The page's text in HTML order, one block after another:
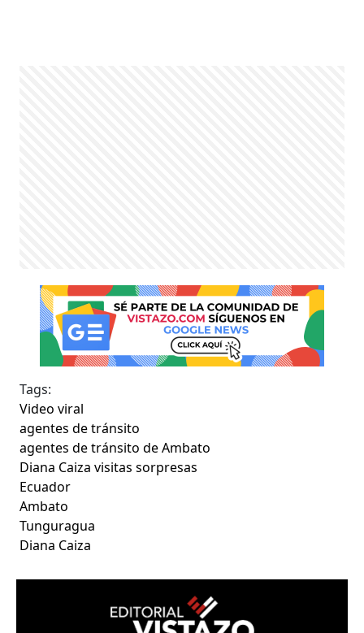
Tags:
Video viral
agentes de tránsito
agentes de tránsito de Ambato
Diana Caiza visitas sorpresas
Ecuador
Ambato
Tunguragua
Diana Caiza